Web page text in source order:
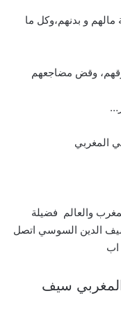
و بدنهم،وكل ما
وقض مضاجعهم
المغربي
والعالم فضيلة
سيف الدين السوسي اتصل
اب
المغربي سيف